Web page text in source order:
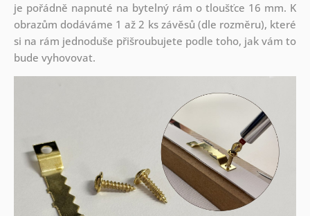
je pořádně napnuté na bytelný rám o tloušťce 16 mm. K
obrazům dodáváme 1 až 2 ks závěsů (dle rozměru), které
si na rám jednoduše přišroubujete podle toho, jak vám to
bude vyhovovat.